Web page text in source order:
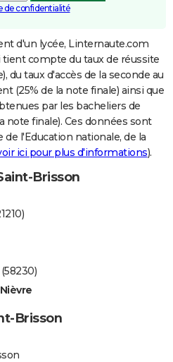
de confidentialité
d'un lycée, Linternaute.com
compte du taux de réussite
du taux d'accès de la seconde au
(25% de la note finale) ainsi que
par les bacheliers de
note finale). Ces données sont
l'Education nationale, de la
ici pour plus d'informations).
Brisson
Brisson